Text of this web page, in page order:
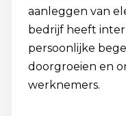
aanleggen van
bedrijf heeft
persoonlijke
doorgroeien en
werknemers.